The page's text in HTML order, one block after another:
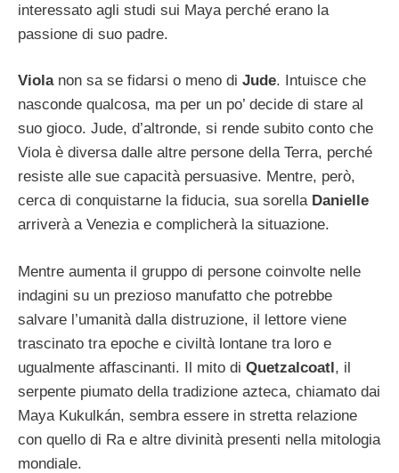
interessato agli studi sui Maya perché erano la
passione di suo padre.
Violanon sa se fidarsi o meno di Jude. Intuisce che
nasconde qualcosa, ma per un po’ decide di stare al
suo gioco. Jude, d’altronde, si rende subito conto che
Viola è diversa dalle altre persone della Terra, perché
resiste alle sue capacità persuasive. Mentre, però,
cerca di conquistarne la fiducia, sua sorella Danielle
arriverà a Venezia e complicherà la situazione.
Mentre aumenta il gruppo di persone coinvolte nelle
indagini su un prezioso manufatto che potrebbe
salvare l’umanità dalla distruzione, il lettore viene
trascinato tra epoche e civiltà lontane tra loro e
ugualmente affascinanti. Il mito di Quetzalcoatl, il
serpente piumato della tradizione azteca, chiamato dai
Maya Kukulkán, sembra essere in stretta relazione
con quello di Ra e altre divinità presenti nella mitologia
mondiale.